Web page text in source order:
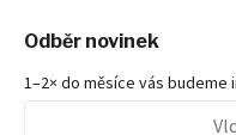
Odběr novinek
1–2× do měsíce vás